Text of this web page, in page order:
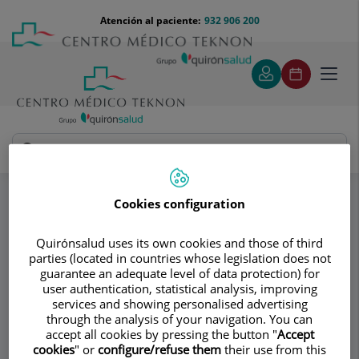
contenido
Menú
teléfono
cabecera
932 906 200
Atención al paciente:
Institut Vicente Paloma - Gournay
Medicina estética y Antienvejecimiento
Consultorio
Institut Vicente
Paloma - Gournay
CIRUGÍA PLÁSTICA Y REPARADORA
Cookies configuration
Quirónsalud uses its own cookies and those of third
parties (located in countries whose legislation does not
guarantee an adequate level of data protection) for
user authentication, statistical analysis, improving
services and showing personalised advertising
through the analysis of your navigation. You can
accept all cookies by pressing the button "Accept
cookies" or configure/refuse them their use from this